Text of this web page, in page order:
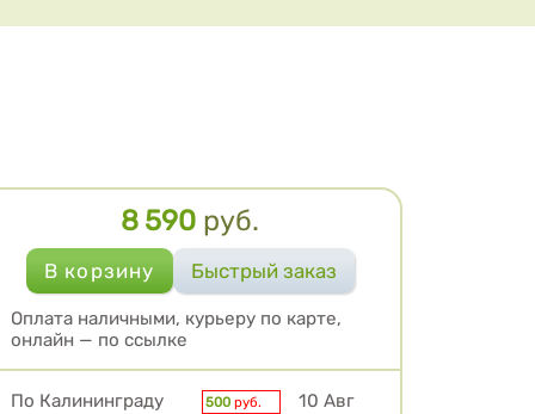
Цена
8 590 руб.
Оплата наличными, курьеру по карте,
онлайн — по ссылке
Условия доставки
По Калининграду 500 руб.
10 Авг